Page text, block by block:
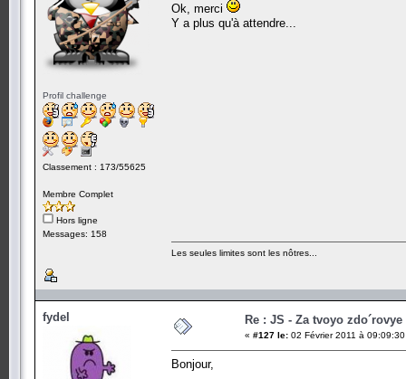
Profil challenge
Classement : 173/55625
Membre Complet
Hors ligne
Messages: 158
Ok, merci
Y a plus qu'à attendre...
Les seules limites sont les nôtres...
fydel Re : JS - Za tvoyo zdo´rovye
« #127 le: 02 Février 2011 à
Bonjour,